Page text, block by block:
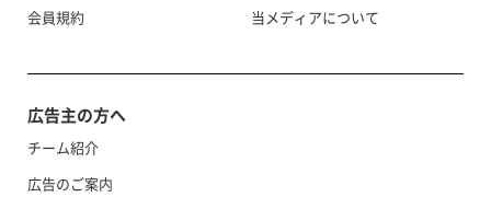
会員規約
当メディアについて
広告主の方へ
チーム紹介
広告のご案内